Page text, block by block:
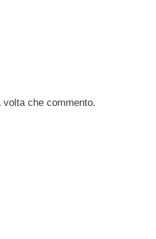
che commento.